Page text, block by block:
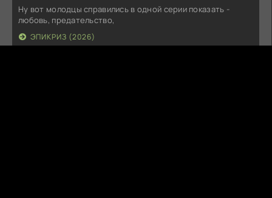
Ну вот молодцы справились в одной серии показать -
любовь, предательство,
ЭПИКРИЗ (2026)